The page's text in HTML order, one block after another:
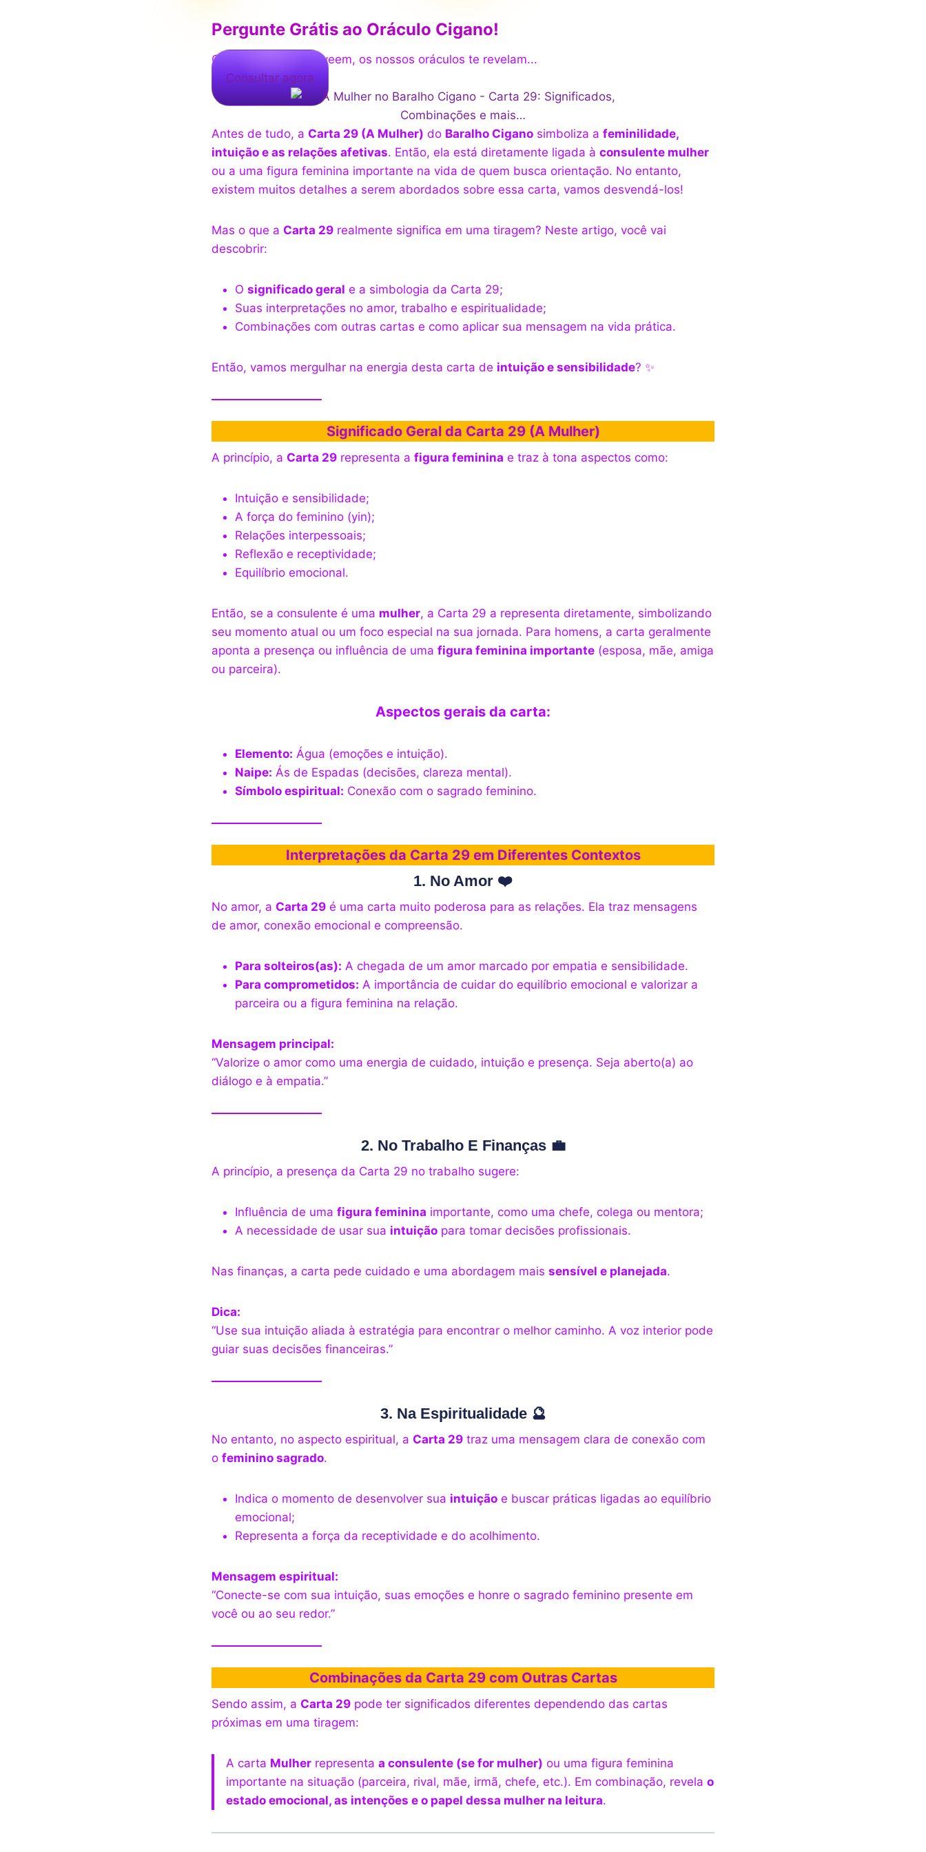
Pergunte Grátis ao Oráculo Cigano!
O que os olhos não veem, os nossos oráculos te revelam...
Consultar agora
Antes de tudo, a Carta 29 (A Mulher) do Baralho Cigano simboliza a feminilidade,
intuição e as relações afetivas. Então, ela está diretamente ligada à consulente mulher
ou a uma figura feminina importante na vida de quem busca orientação. No entanto,
existem muitos detalhes a serem abordados sobre essa carta, vamos desvendá-los!
Mas o que a Carta 29 realmente significa em uma tiragem? Neste artigo, você vai
descobrir:
O significado geral e a simbologia da Carta 29;
Suas interpretações no amor, trabalho e espiritualidade;
Combinações com outras cartas e como aplicar sua mensagem na vida prática.
Então, vamos mergulhar na energia desta carta de intuição e sensibilidade? ✨
Significado Geral da Carta 29 (A Mulher)
A princípio, a Carta 29 representa a figura feminina e traz à tona aspectos como:
Intuição e sensibilidade;
A força do feminino (yin);
Relações interpessoais;
Reflexão e receptividade;
Equilíbrio emocional.
Então, se a consulente é uma mulher, a Carta 29 a representa diretamente, simbolizando
seu momento atual ou um foco especial na sua jornada. Para homens, a carta geralmente
aponta a presença ou influência de uma figura feminina importante (esposa, mãe, amiga
ou parceira).
Aspectos gerais da carta:
Elemento: Água (emoções e intuição).
Naipe: Ás de Espadas (decisões, clareza mental).
Símbolo espiritual: Conexão com o sagrado feminino.
Interpretações da Carta 29 em Diferentes Contextos
1. No Amor ❤️
No amor, a Carta 29 é uma carta muito poderosa para as relações. Ela traz mensagens
de amor, conexão emocional e compreensão.
Para solteiros(as): A chegada de um amor marcado por empatia e sensibilidade.
Para comprometidos: A importância de cuidar do equilíbrio emocional e valorizar a
parceira ou a figura feminina na relação.
Mensagem principal:
“Valorize o amor como uma energia de cuidado, intuição e presença. Seja aberto(a) ao
diálogo e à empatia.”
2. No Trabalho E Finanças 💼
A princípio, a presença da Carta 29 no trabalho sugere:
Influência de uma figura feminina importante, como uma chefe, colega ou mentora;
A necessidade de usar sua intuição para tomar decisões profissionais.
Nas finanças, a carta pede cuidado e uma abordagem mais sensível e planejada.
Dica:
“Use sua intuição aliada à estratégia para encontrar o melhor caminho. A voz interior pode
guiar suas decisões financeiras.”
3. Na Espiritualidade 🔮
No entanto, no aspecto espiritual, a Carta 29 traz uma mensagem clara de conexão com
o feminino sagrado.
Indica o momento de desenvolver sua intuição e buscar práticas ligadas ao equilíbrio
emocional;
Representa a força da receptividade e do acolhimento.
Mensagem espiritual:
“Conecte-se com sua intuição, suas emoções e honre o sagrado feminino presente em
você ou ao seu redor.”
Combinações da Carta 29 com Outras Cartas
Sendo assim, a Carta 29 pode ter significados diferentes dependendo das cartas
próximas em uma tiragem:
A carta Mulher representa a consulente (se for mulher) ou uma figura feminina
importante na situação (parceira, rival, mãe, irmã, chefe, etc.). Em combinação, revela o
estado emocional, as intenções e o papel dessa mulher na leitura.